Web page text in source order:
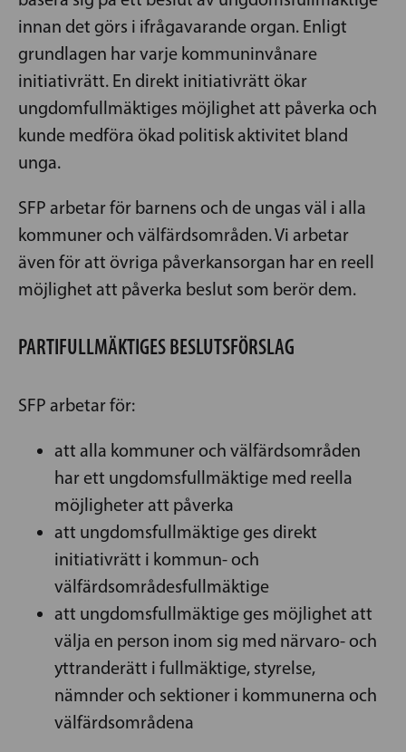
innan det görs i ifrågavarande organ. Enligt
grundlagen har varje kommuninvånare
initiativrätt. En direkt initiativrätt ökar
ungdomfullmäktiges möjlighet att påverka och
kunde medföra ökad politisk aktivitet bland
unga.
SFP arbetar för barnens och de ungas väl i alla
kommuner och välfärdsområden. Vi arbetar
även för att övriga påverkansorgan har en reell
möjlighet att påverka beslut som berör dem.
PARTIFULLMÄKTIGES BESLUTSFÖRSLAG
SFP arbetar för:
att alla kommuner och välfärdsområden
har ett ungdomsfullmäktige med reella
möjligheter att påverka
att ungdomsfullmäktige ges direkt
initiativrätt i kommun- och
välfärdsområdesfullmäktige
att ungdomsfullmäktige ges möjlighet att
välja en person inom sig med närvaro- och
yttranderätt i fullmäktige, styrelse,
nämnder och sektioner i kommunerna och
välfärdsområdena